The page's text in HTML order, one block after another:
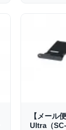
【メール
Ultra（